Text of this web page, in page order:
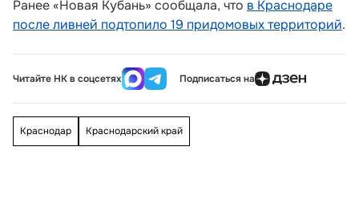
Ранее «Новая Кубань» сообщала, что в Краснодаре
после ливней подтопило 19 придомовых территорий.
Читайте НК в соцсетях Подписаться на
Краснодар Краснодарский край